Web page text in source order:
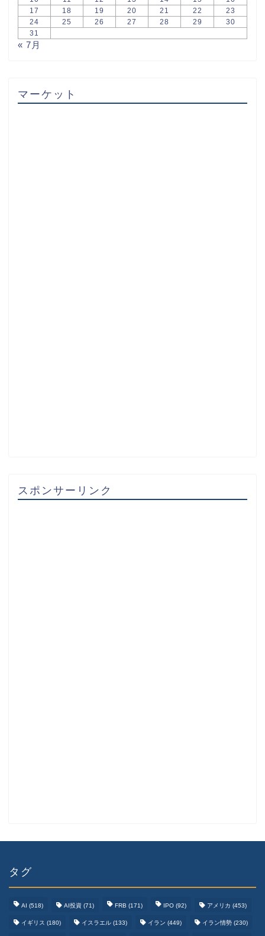
17
18 19 20 21 22
23
24
25 26 27 28 29
30
31
« 7月
マーケット
スポンサーリンク
タグ
AI (518) AI投資 (71) FRB (171) IPO (92) アメリカ (453)
イギリス (180) イスラエル (133) イラン (449) イラン情勢 (230)